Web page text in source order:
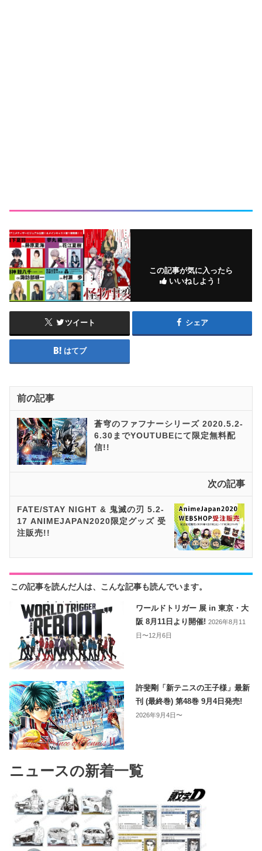
この記事が気に入ったら
いいねしよう！
ツイート シェア
はてブ
前の記事
蒼穹のファフナーシリーズ 2020.5.2-
6.30までYOUTUBEにて限定無料配
信!!
次の記事
FATE/STAY NIGHT & 鬼滅の刃 5.2-
17 ANIMEJAPAN2020限定グッズ 受
注販売!!
この記事を読んだ人は、こんな記事も読んでいます。
ワールドトリガー 展 in 東京・大
阪 8月11日より開催!2026年8月11
日〜12月6日
許斐剛「新テニスの王子様」最新
刊 (最終巻) 第48巻 9月4日発売!
2026年9月4日〜
ニュースの新着一覧